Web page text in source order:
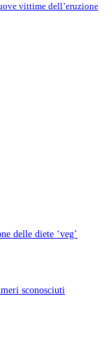
vittime dell’eruzione
delle diete ‘veg’
sconosciuti